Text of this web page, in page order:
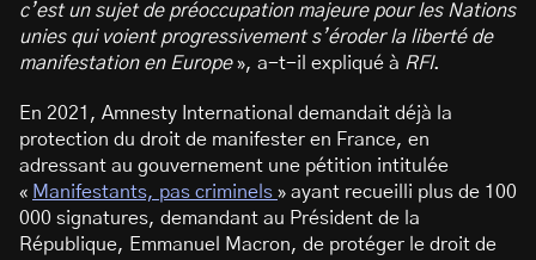
c’est un sujet de préoccupation majeure pour les Nations
unies qui voient progressivement s’éroder la liberté de
manifestation en Europe», a-t-il expliqué à RFI.
En 2021, Amnesty International demandait déjà la
protection du droit de manifester en France, en
adressant au gouvernement une pétition intitulée
« Manifestants, pas criminels » ayant recueilli plus de 100
000 signatures, demandant au Président de la
République, Emmanuel Macron, de protéger le droit de